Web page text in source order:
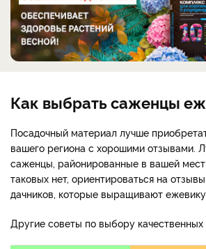
Как выбрать саженцы
Посадочный материал лучше
вашего региона с хорошими отзывами.
саженцы, районированные в вашей
таковых нет, ориентироваться на
дачников, которые выращивают
Другие советы по выбору